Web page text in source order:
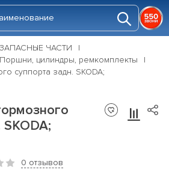
ЗАПАСНЫЕ ЧАСТИ
Поршни, цилиндры, ремкомплекты
суппорта задн. SKODA;
0 отзывов